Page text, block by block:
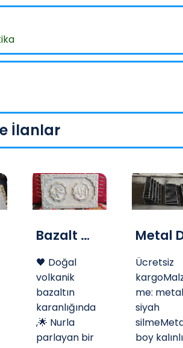
İlanlar
Bazalt Taş El Yapımı Allah (C.C) ve Hz. Muhammed (S.A.V) Lafzı
🖤 Doğal
volkanik
bazaltın
karanlığında
,🌟 Nurla
parlayan bir
Ücretsiz
me: metal
siyah
boy